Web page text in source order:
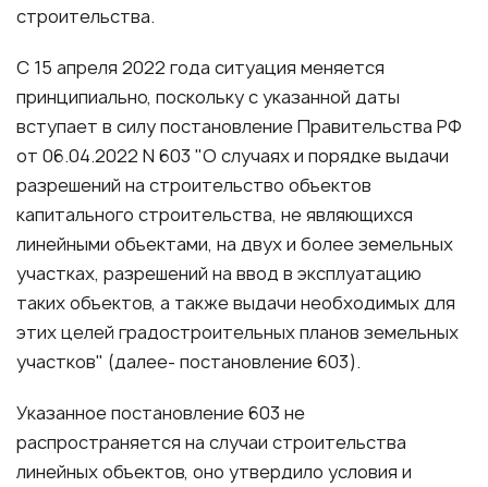
строительства.
С 15 апреля 2022 года ситуация меняется
принципиально, поскольку с указанной даты
вступает в силу постановление Правительства РФ
от 06.04.2022 N 603 "О случаях и порядке выдачи
разрешений на строительство объектов
капитального строительства, не являющихся
линейными объектами, на двух и более земельных
участках, разрешений на ввод в эксплуатацию
таких объектов, а также выдачи необходимых для
этих целей градостроительных планов земельных
участков" (далее- постановление 603).
Указанное постановление 603 не
распространяется на случаи строительства
линейных объектов, оно утвердило условия и